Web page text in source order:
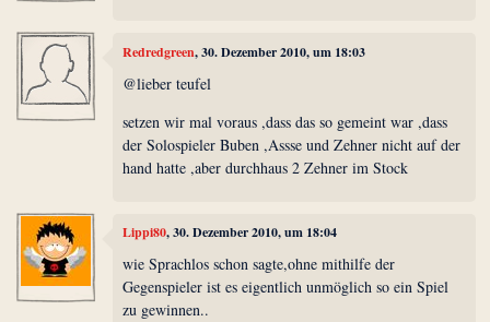
Redredgreen, 30. Dezember 2010, um 18:03
@lieber teufel
setzen wir mal voraus ,dass das so gemeint war ,dass
der Solospieler Buben ,Assse und Zehner nicht auf der
hand hatte ,aber durchhaus 2 Zehner im Stock
Lippi80, 30. Dezember 2010, um 18:04
wie Sprachlos schon sagte,ohne mithilfe der
Gegenspieler ist es eigentlich unmöglich so ein Spiel
zu gewinnen..